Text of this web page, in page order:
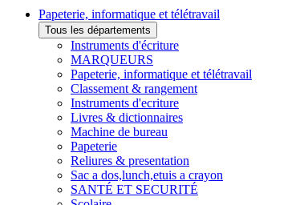
Papeterie, informatique et télétravail
Tous les départements
Instruments d'écriture
MARQUEURS
Papeterie, informatique et télétravail
Classement & rangement
Instruments d'ecriture
Livres & dictionnaires
Machine de bureau
Papeterie
Reliures & presentation
Sac a dos,lunch,etuis a crayon
SANTÉ ET SECURITÉ